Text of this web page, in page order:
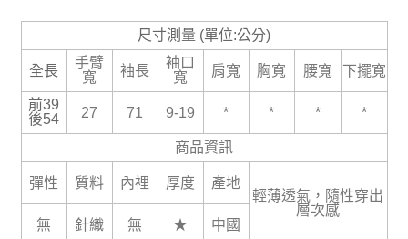
尺寸測量 (單位:公分)
全長
手臂
寬
袖長
袖口
寬
肩寬 胸寬 腰寬 下擺寬
前39
後54
27 71 9-19 * * * *
商品資訊
彈性 質料 內裡 厚度
產地
輕薄透氣，隨性穿出
層次感
無
針織 無 ★
中國